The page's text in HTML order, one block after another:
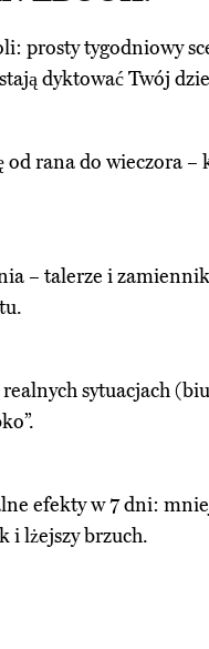
prosty tygodniowy
dyktować Twój
od rana do wieczora –
– talerze i
realnych sytuacjach
efekty w 7 dni:
i lżejszy brzuch.